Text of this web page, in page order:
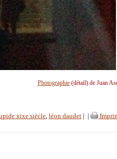
Photographie(détail) de Juan
xixe siècle, léon daudet